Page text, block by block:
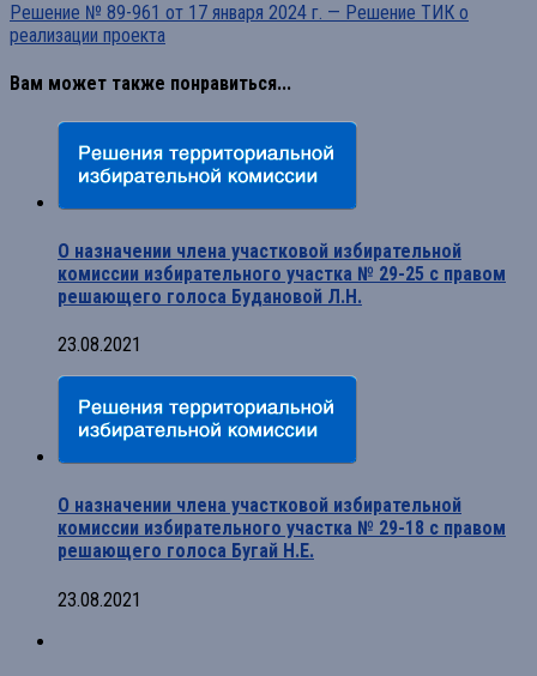
Решение № 89-961 от 17 января 2024 г. — Решение ТИК о
реализации проекта
Вам может также понравиться...
О назначении члена участковой избирательной
комиссии избирательного участка № 29-25 с правом
решающего голоса Будановой Л.Н.
23.08.2021
О назначении члена участковой избирательной
комиссии избирательного участка № 29-18 с правом
решающего голоса Бугай Н.Е.
23.08.2021